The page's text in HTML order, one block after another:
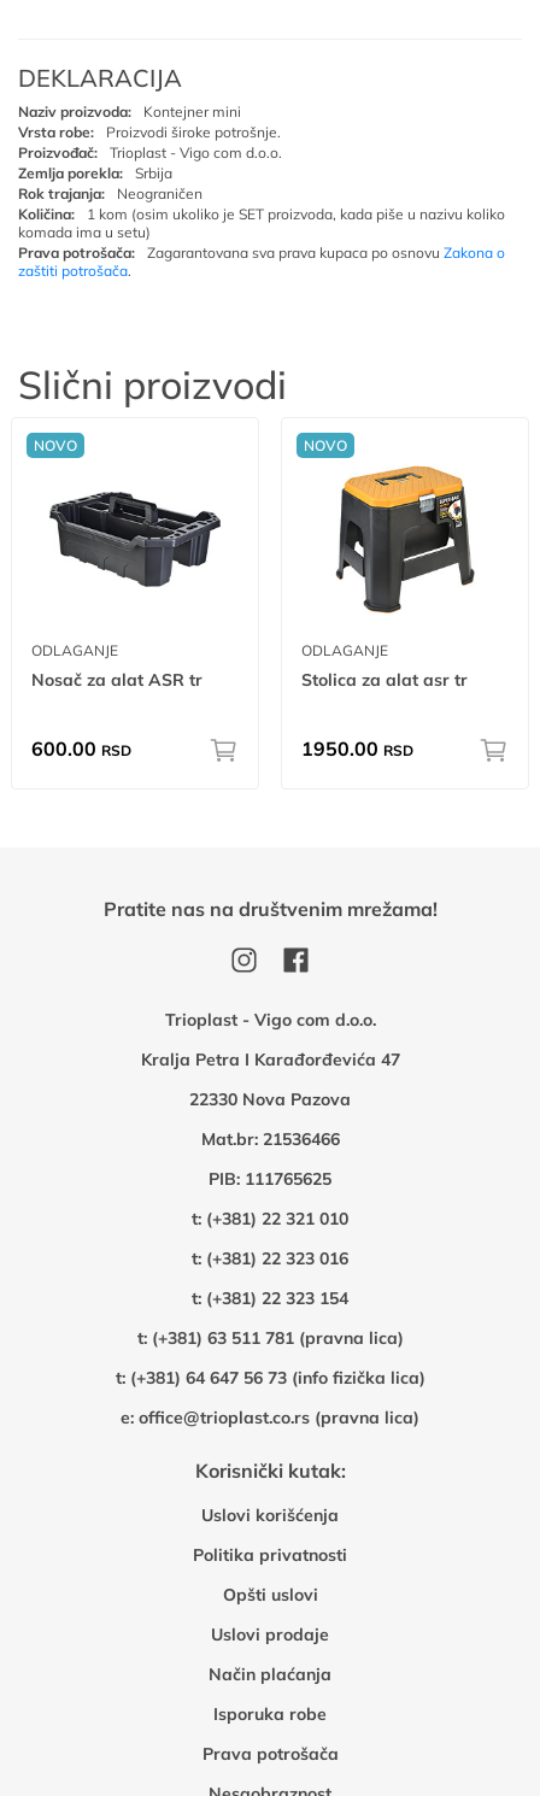
DEKLARACIJA
Naziv proizvoda:
Kontejner mini
Vrsta robe:
Proizvodi široke potrošnje.
Proizvođač:
Trioplast - Vigo com d.o.o.
Zemlja porekla:
Srbija
Rok trajanja:
Neograničen
Količina:
1 kom (osim ukoliko je SET proizvoda, kada piše u nazivu koliko
komada ima u setu)
Prava potrošača:
Zagarantovana sva prava kupaca po osnovu Zakona o
zaštiti potrošača.
Slični proizvodi
NOVO
ODLAGANJE
Nosač za alat ASR tr
600.00 RSD
NOVO
ODLAGANJE
Stolica za alat asr tr
1950.00 RSD
Trioplast - Vigo com d.o.o.
Kralja Petra I Karađorđevića 47
22330 Nova Pazova
Mat.br: 21536466
PIB: 111765625
t: (+381) 22 321 010
t: (+381) 22 323 016
t: (+381) 22 323 154
t: (+381) 63 511 781 (pravna lica)
t: (+381) 64 647 56 73 (info fizička lica)
e: office@trioplast.co.rs (pravna lica)
Korisnički kutak:
Uslovi korišćenja
Politika privatnosti
Opšti uslovi
Uslovi prodaje
Način plaćanja
Isporuka robe
Prava potrošača
Pratite nas na društvenim mrežama!